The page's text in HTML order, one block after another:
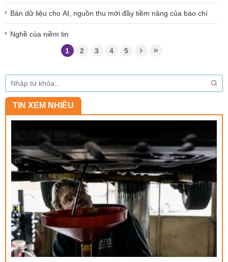
Bán dữ liệu cho AI, nguồn thu mới đầy tiềm năng của báo chí
Nghề của niềm tin
1 2 3 4 5
TIN XEM NHIỀU